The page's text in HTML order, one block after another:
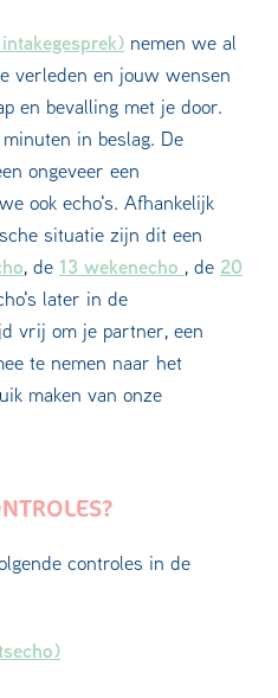
nemen we al
verleden en jouw wensen
en bevalling met je door.
in beslag. De
ongeveer een
ook echo's. Afhankelijk
situatie zijn dit een
, de 13 wekenecho , de 20
later in de
vrij om je partner, een
te nemen naar het
maken van onze
controles in de